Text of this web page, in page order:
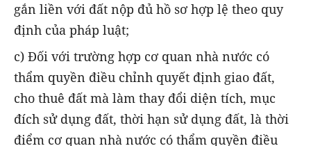
gắn liền với đất nộp đủ hồ sơ hợp lệ theo quy
định của pháp luật;
c) Đối với trường hợp cơ quan nhà nước có
thẩm quyền điều chỉnh quyết định giao đất,
cho thuê đất mà làm thay đổi diện tích, mục
đích sử dụng đất, thời hạn sử dụng đất, là thời
điểm cơ quan nhà nước có thẩm quyền điều